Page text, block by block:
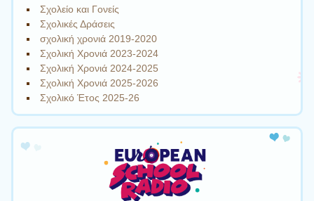
Σχολείο και Γονείς
Σχολικές Δράσεις
σχολική χρονιά 2019-2020
Σχολική Χρονιά 2023-2024
Σχολική Χρονιά 2024-2025
Σχολική Χρονιά 2025-2026
Σχολικό Έτος 2025-26